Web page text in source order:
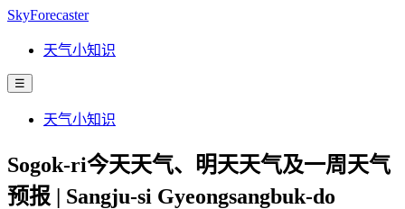
SkyForecaster
天气小知识
☰
天气小知识
Sogok-ri今天天气、明天天气及一周天气
预报 | Sangju-si Gyeongsangbuk-do